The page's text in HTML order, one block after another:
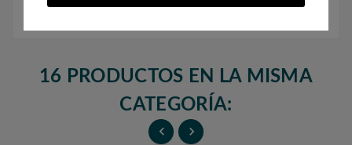
16 PRODUCTOS EN LA MISMA
CATEGORÍA:
 